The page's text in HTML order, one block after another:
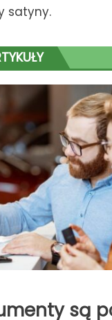
satyny.
są